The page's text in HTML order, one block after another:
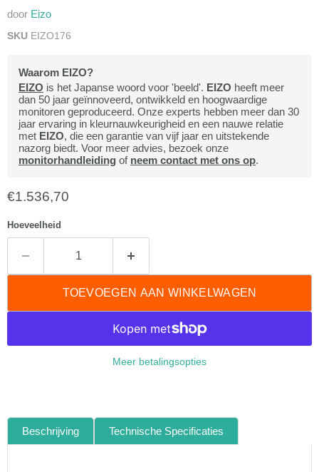
door Eizo
SKU EIZO176
Waarom EIZO?
EIZO is het Japanse woord voor 'beeld'. EIZO heeft meer
dan 50 jaar geïnnoveerd, ontwikkeld en hoogwaardige
monitoren geproduceerd. Onze experts hebben meer dan 30
jaar ervaring in kleurnauwkeurigheid en een nauwe relatie
met EIZO, die een garantie van vijf jaar en uitstekende
nazorg biedt. Voor meer advies, bezoek onze
monitorhandleiding of neem contact met ons op.
Huidige prijs
€1.536,70
Hoeveelheid
TOEVOEGEN AAN WINKELWAGEN
Meer betalingsopties
Beschrijving Technische Specificaties